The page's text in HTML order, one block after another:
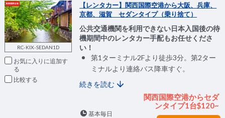
RC-KIX-SEDAN1D
お気に入りに追加
比較
【レンタカー】関西国際空港から大阪、兵庫、
京都、滋賀 セダンタイプ（乗り捨て）
公共交通機関を利用できない日本入国後の待
機期間中のレンタカー手配もお任せくださ
い！
第1ターミナル2Fより徒歩3分。第2ター
ミナルより連絡バス降車すぐ。
続きを読む
関西国際空港からセダ
ンタイプ1台$120~
基本毎日